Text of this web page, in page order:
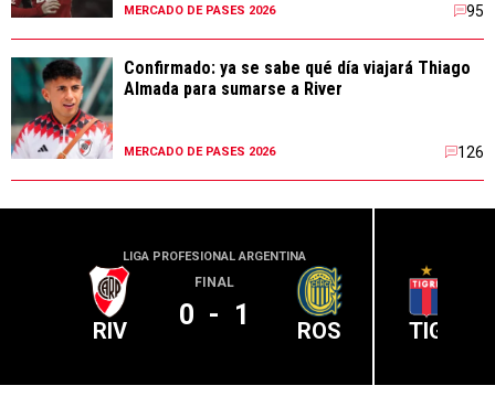
MERCADO DE PASES 2026 95
Confirmado: ya se sabe qué día viajará Thiago
Almada para sumarse a River
MERCADO DE PASES 2026 126
LIGA PROFESIONAL ARGENTINA
RIV
FINAL
0 - 1 ROS TIG